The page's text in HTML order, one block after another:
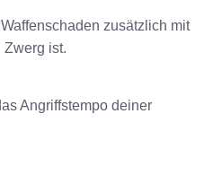
zusätzlich mit
Zwerg ist.
Angriffstempo deiner